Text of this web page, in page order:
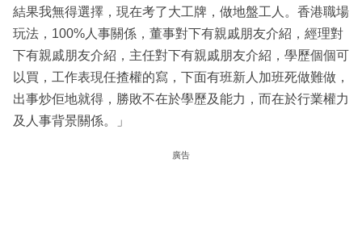
結果我無得選擇，現在考了大工牌，做地盤工人。香港職場
玩法，100%人事關係，董事對下有親戚朋友介紹，經理對
下有親戚朋友介紹，主任對下有親戚朋友介紹，學歷個個可
以買，工作表現任揸權的寫，下面有班新人加班死做難做，
出事炒佢地就得，勝敗不在於學歷及能力，而在於行業權力
及人事背景關係。」
廣告